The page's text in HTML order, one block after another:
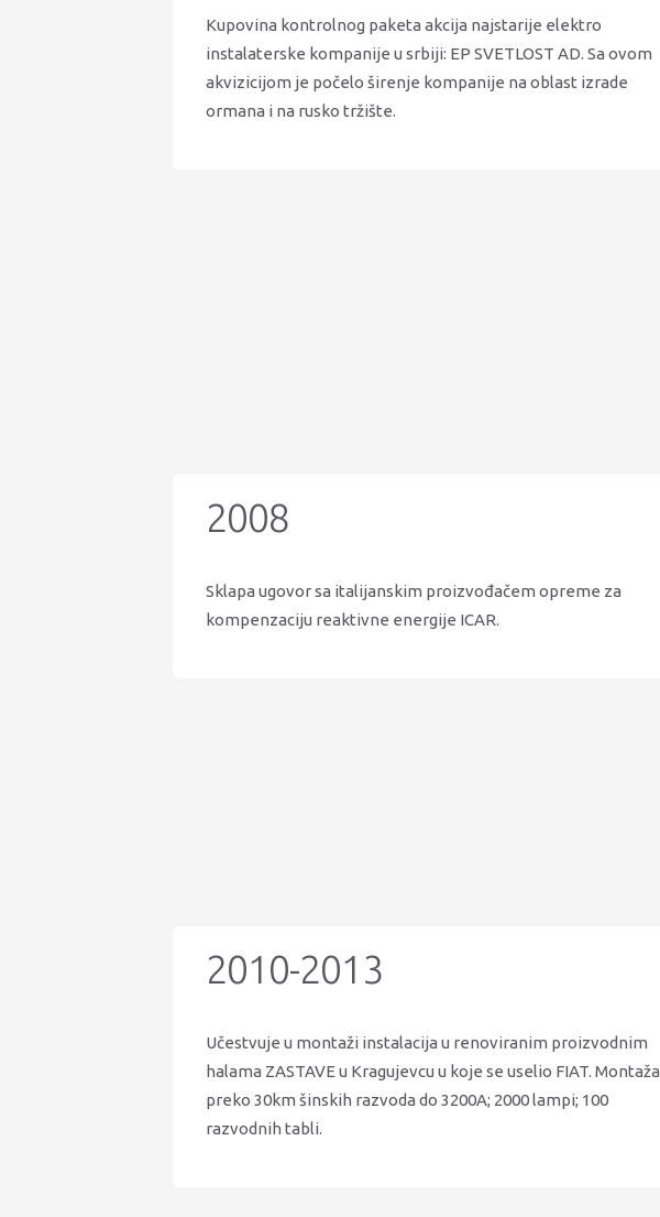
Kupovina kontrolnog paketa akcija najstarije elektro
instalaterske kompanije u srbiji: EP SVETLOST AD. Sa ovom
akvizicijom je počelo širenje kompanije na oblast izrade
ormana i na rusko tržište.
2008
Sklapa ugovor sa italijanskim proizvođačem opreme za
kompenzaciju reaktivne energije ICAR.
2010-2013
Učestvuje u montaži instalacija u renoviranim proizvodnim
halama ZASTAVE u Kragujevcu u koje se uselio FIAT. Montaža
preko 30km šinskih razvoda do 3200A; 2000 lampi; 100
razvodnih tabli.